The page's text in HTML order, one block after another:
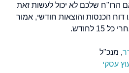
הרו"ח שלכם לא יכול לעשות זאת
הכנסות והוצאות חודשי, אמור
לחודש.
, מנכ"ל
עסקי